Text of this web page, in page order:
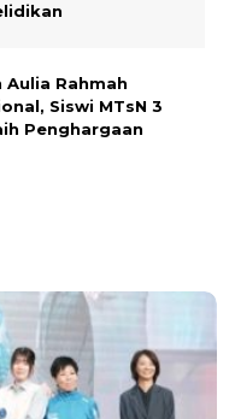
Aulia Rahmah
Siswi MTsN 3
Penghargaan